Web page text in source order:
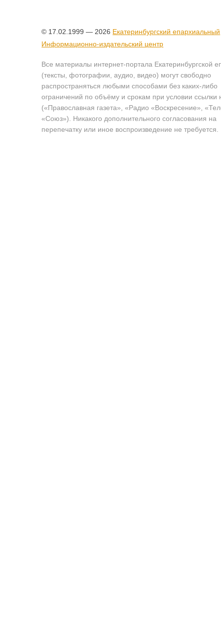
© 17.02.1999 — 2026 Екатеринбургский епархиальный
Информационно-издательский центр
Все материалы интернет-портала Екатеринбургской
(тексты, фотографии, аудио, видео) могут свободно
распространяться любыми способами без каких-либо
ограничений по объёму и срокам при условии ссылки
(«Православная газета», «Радио «Воскресение»,
«Союз»). Никакого дополнительного согласования на
перепечатку или иное воспроизведение не требуется.